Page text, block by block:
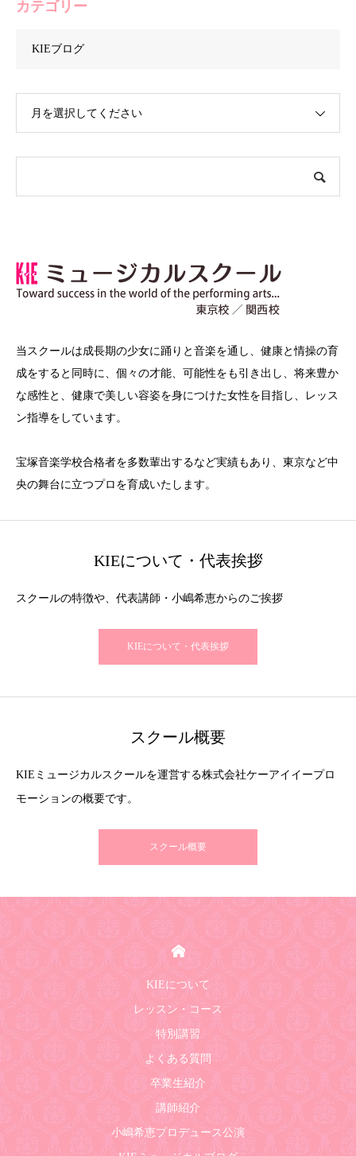
カテゴリー
KIEブログ
月を選択してください
当スクールは成長期の少女に踊りと音楽を通し、健康と情操の育
成をすると同時に、個々の才能、可能性をも引き出し、将来豊か
な感性と、健康で美しい容姿を身につけた女性を目指し、レッス
ン指導をしています。
宝塚音楽学校合格者を多数輩出するなど実績もあり、東京など中
央の舞台に立つプロを育成いたします。
KIEについて・代表挨拶
スクールの特徴や、代表講師・小嶋希恵からのご挨拶
KIEについて・代表挨拶
スクール概要
KIEミュージカルスクールを運営する株式会社ケーアイイープロ
モーションの概要です。
スクール概要
KIEについて
レッスン・コース
特別講習
よくある質問
卒業生紹介
講師紹介
小嶋希恵プロデュース公演